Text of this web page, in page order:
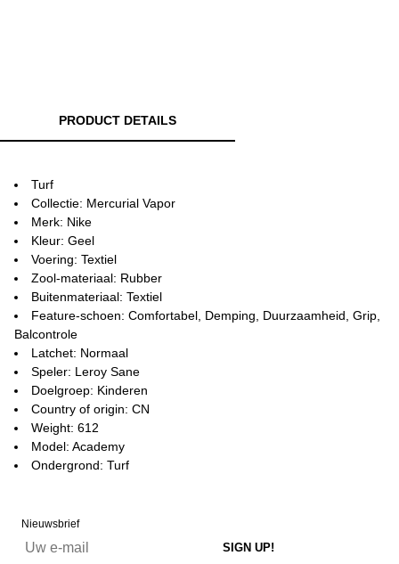
PRODUCT DETAILS
Turf
Collectie: Mercurial Vapor
Merk: Nike
Kleur: Geel
Voering: Textiel
Zool-materiaal: Rubber
Buitenmateriaal: Textiel
Feature-schoen: Comfortabel, Demping, Duurzaamheid, Grip,
Balcontrole
Latchet: Normaal
Speler: Leroy Sane
Doelgroep: Kinderen
Country of origin: CN
Weight: 612
Model: Academy
Ondergrond: Turf
Nieuwsbrief